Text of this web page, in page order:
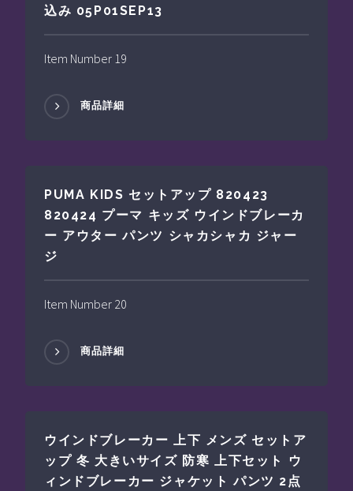
込み 05P01SEP13
Item Number 19
商品詳細
PUMA KIDS セットアップ 820423
820424 プーマ キッズ ウインドブレーカ
ー アウター パンツ シャカシャカ ジャー
ジ
Item Number 20
商品詳細
ウインドブレーカー 上下 メンズ セットア
ップ 冬 大きいサイズ 防寒 上下セット ウ
ィンドブレーカー ジャケット パンツ 2点